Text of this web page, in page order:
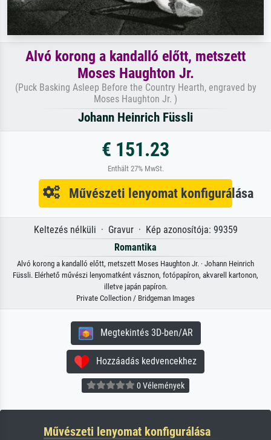
Alvó korong a kandalló előtt, metszett
Moses Haughton Jr.
(Puck Basking Asleep Before the Country Hearth, engraved by
Moses Haughton Jr. )
Johann Heinrich Füssli
€ 151.23
Enthält 27% MwSt.
Művészeti lenyomat konfigurálása
Keltezés nélküli · Gravur · Kép azonosítója: 99359
Romantika
Alvó korong a kandalló előtt, metszett Moses Haughton Jr. · Johann Heinrich
Füssli. Elérhető művészi lenyomatként vásznon, fotópapíron, akvarell kartonon,
illetve japán papíron.
Private Collection / Bridgeman Images
Megtekintés 3D-ben/AR
Hozzáadás kedvencekhez
0 Vélemények
Művészeti lenyomat konfigurálása